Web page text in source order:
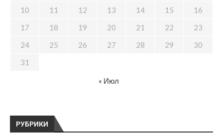
РУБРИКИ
10
11 12 13 14 15
16
17
18 19 20 21 22
23
24
25 26 27 28 29
30
31
« Июл